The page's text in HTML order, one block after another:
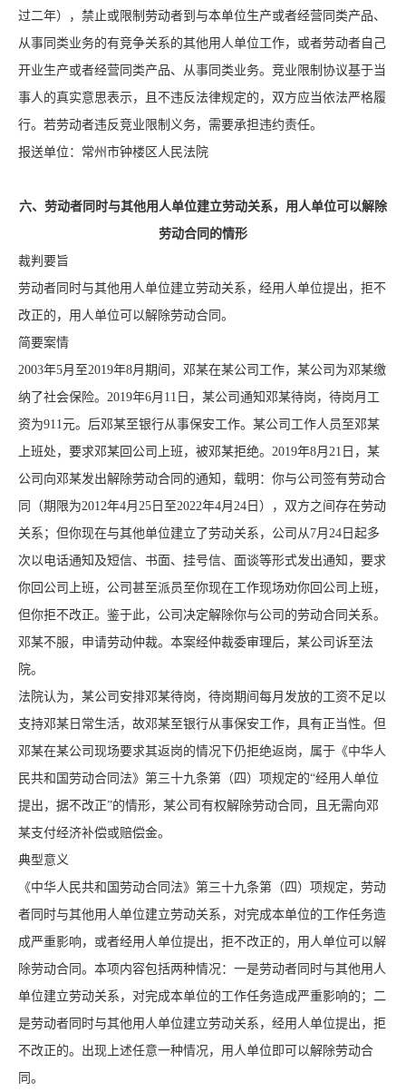
过二年），禁止或限制劳动者到与本单位生产或者经营同类产品、
从事同类业务的有竞争关系的其他用人单位工作，或者劳动者自己
开业生产或者经营同类产品、从事同类业务。竞业限制协议基于当
事人的真实意思表示，且不违反法律规定的，双方应当依法严格履
行。若劳动者违反竞业限制义务，需要承担违约责任。
报送单位：常州市钟楼区人民法院
六、劳动者同时与其他用人单位建立劳动关系，用人单位可以解除
劳动合同的情形
裁判要旨
劳动者同时与其他用人单位建立劳动关系，经用人单位提出，拒不
改正的，用人单位可以解除劳动合同。
简要案情
2003年5月至2019年8月期间，邓某在某公司工作，某公司为邓某缴
纳了社会保险。2019年6月11日，某公司通知邓某待岗，待岗月工
资为911元。后邓某至银行从事保安工作。某公司工作人员至邓某
上班处，要求邓某回公司上班，被邓某拒绝。2019年8月21日，某
公司向邓某发出解除劳动合同的通知，载明：你与公司签有劳动合
同（期限为2012年4月25日至2022年4月24日），双方之间存在劳动
关系；但你现在与其他单位建立了劳动关系，公司从7月24日起多
次以电话通知及短信、书面、挂号信、面谈等形式发出通知，要求
你回公司上班，公司甚至派员至你现在工作现场劝你回公司上班，
但你拒不改正。鉴于此，公司决定解除你与公司的劳动合同关系。
邓某不服，申请劳动仲裁。本案经仲裁委审理后，某公司诉至法
院。
法院认为，某公司安排邓某待岗，待岗期间每月发放的工资不足以
支持邓某日常生活，故邓某至银行从事保安工作，具有正当性。但
邓某在某公司现场要求其返岗的情况下仍拒绝返岗，属于《中华人
民共和国劳动合同法》第三十九条第（四）项规定的“经用人单位
提出，据不改正”的情形，某公司有权解除劳动合同，且无需向邓
某支付经济补偿或赔偿金。
典型意义
《中华人民共和国劳动合同法》第三十九条第（四）项规定，劳动
者同时与其他用人单位建立劳动关系，对完成本单位的工作任务造
成严重影响，或者经用人单位提出，拒不改正的，用人单位可以解
除劳动合同。本项内容包括两种情况：一是劳动者同时与其他用人
单位建立劳动关系，对完成本单位的工作任务造成严重影响的；二
是劳动者同时与其他用人单位建立劳动关系，经用人单位提出，拒
不改正的。出现上述任意一种情况，用人单位即可以解除劳动合
同。